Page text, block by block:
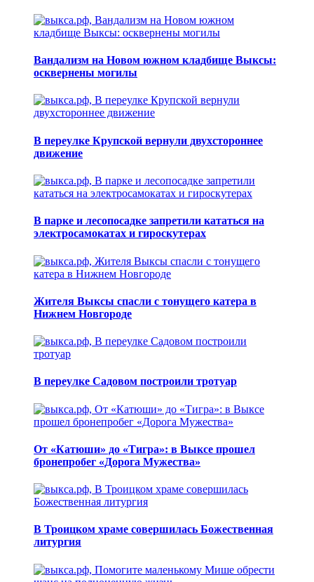
Вандализм на Новом южном кладбище Выксы:
осквернены могилы
В переулке Крупской вернули двухстороннее
движение
В парке и лесопосадке запретили кататься на
электросамокатах и гироскутерах
Жителя Выксы спасли с тонущего катера в
Нижнем Новгороде
В переулке Садовом построили тротуар
От «Катюши» до «Тигра»: в Выксе прошел
бронепробег «Дорога Мужества»
В Троицком храме совершилась Божественная
литургия